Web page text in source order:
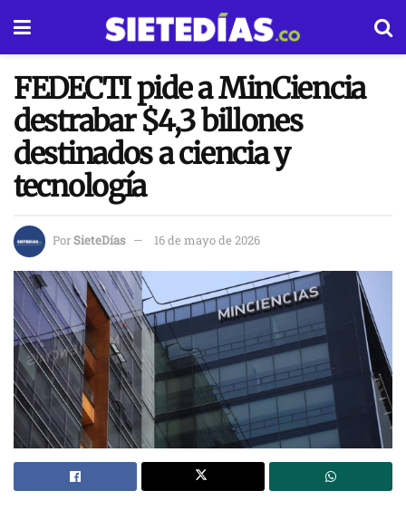
FEDECTI pide a MinCiencia
destrabar $4,3 billones
destinados a ciencia y
tecnología
PorSieteDías 16 de mayo de 2026